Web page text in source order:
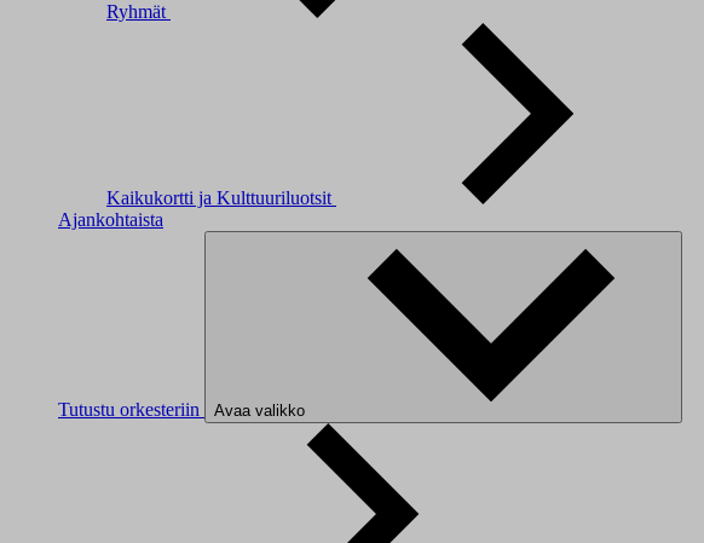
Ryhmät
Kaikukortti ja Kulttuuriluotsit
Ajankohtaista
Tutustu orkesteriin Avaa valikko